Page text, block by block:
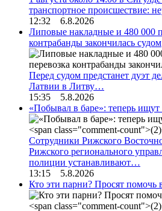
транспортное происшествие:
12:32 6.8.2026
Липовые накладные и 480 000
контрабанды закончилась судом
Перед судом предстанет дуэт
Латвии в Литву…
15:35 5.8.2026
«Побывал в баре»: теперь ищут
Сотрудники Рижского
Рижского регионального
полиции устанавливают…
13:15 5.8.2026
Кто эти парни? Просят помочь